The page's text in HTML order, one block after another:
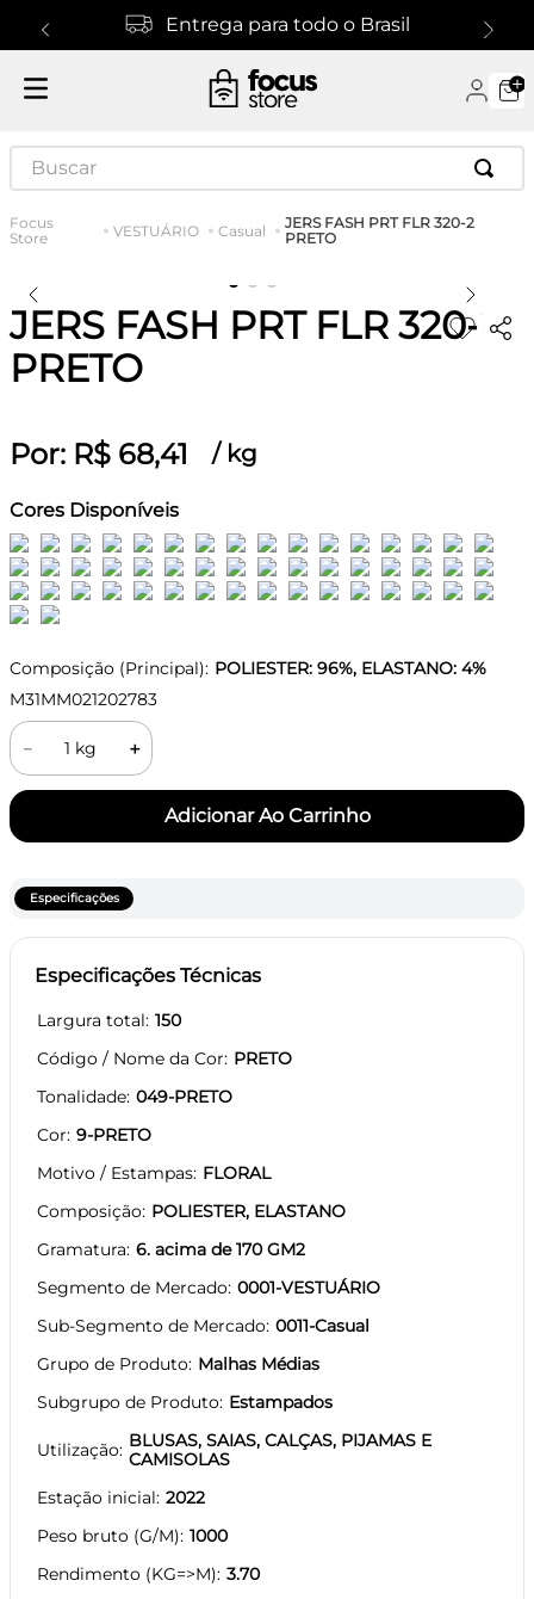
Entrega para todo o Brasil
Buscar
VESTUÁRIO Casual
JERS FASH PRT FLR 320-2
PRETO
JERS FASH PRT FLR 320-2
PRETO
Por: R$ 68,41 / kg
Cores Disponíveis
Composição (Principal): POLIESTER: 96%, ELASTANO: 4%
M31MM021202783
＋
－
Especificações
Especificações Técnicas
Largura total 150
Código / Nome da Cor PRETO
Tonalidade 049-PRETO
Cor 9-PRETO
Motivo / Estampas FLORAL
Composição POLIESTER, ELASTANO
Gramatura 6. acima de 170 GM2
Segmento de Mercado 0001-VESTUÁRIO
Sub-Segmento de Mercado 0011-Casual
Grupo de Produto Malhas Médias
Subgrupo de Produto Estampados
Utilização BLUSAS, SAIAS, CALÇAS, PIJAMAS E
CAMISOLAS
Estação inicial 2022
Peso bruto (G/M) 1000
Rendimento (KG=>M) 3.70